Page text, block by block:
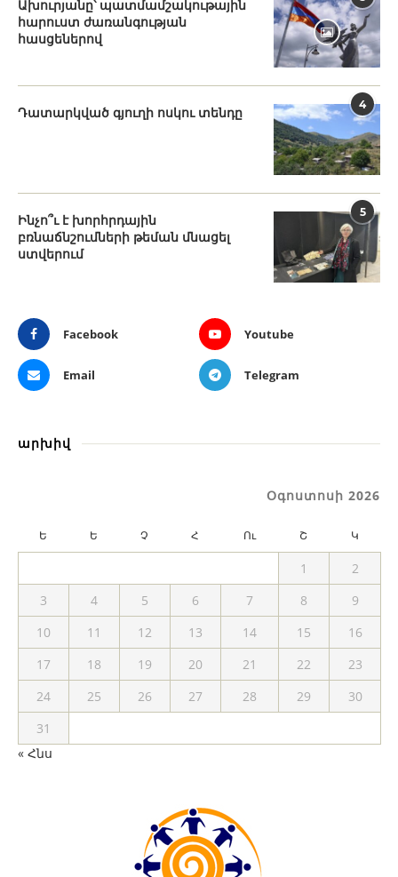
Ախուրյանը՝ պատմամշակութային
հարուստ ժառանգության
հասցեներով
4
Դատարկված գյուղի ոսկու տենդը
5
Ինչո՞ւ է խորհրդային
բռնաճնշումների թեման մնացել
ստվերում
Facebook Youtube
Email Telegram
արխիվ
Օգոստոսի 2026
Ե Ե Չ Հ Ու Շ Կ
1
2
3
4 5 6 7 8
9
10
11 12 13 14 15
16
17
18 19 20 21 22
23
24
25 26 27 28 29
30
31
« Հնս